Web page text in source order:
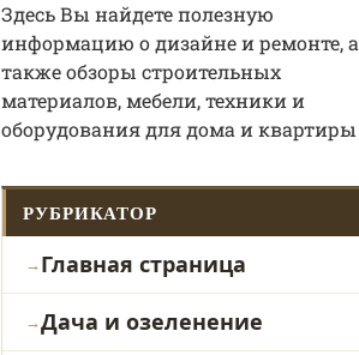
Здесь Вы найдете полезную
информацию о дизайне и ремонте, а
также обзоры строительных
материалов, мебели, техники и
оборудования для дома и квартиры
РУБРИКАТОР
Главная страница
Дача и озеленение